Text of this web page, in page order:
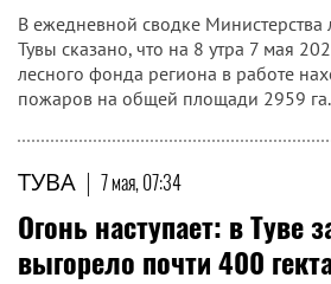
В ежедневной сводке Министерства
Тувы сказано, что на 8 утра 7 мая
лесного фонда региона в работе
пожаров на общей площади 2959 га.
ТУВА | 7 мая, 07:34
Огонь наступает: в Туве
выгорело почти 400